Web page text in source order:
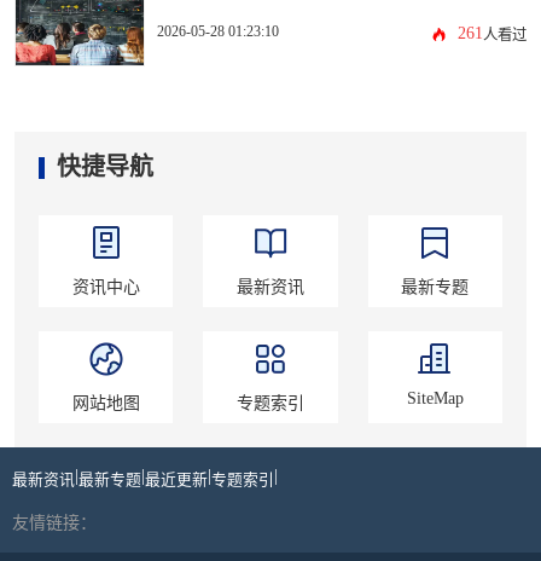
2026-05-28 01:23:10 261人看过
快捷导航
资讯中心 最新资讯 最新专题
网站地图 专题索引 SiteMap
最新资讯 最新专题 最近更新 专题索引
友情链接：